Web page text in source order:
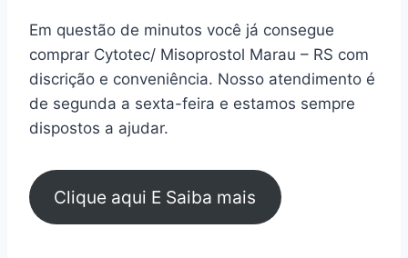
Em questão de minutos você já consegue
comprar Cytotec/ Misoprostol Marau – RS com
discrição e conveniência. Nosso atendimento é
de segunda a sexta-feira e estamos sempre
dispostos a ajudar.
Clique aqui E Saiba mais